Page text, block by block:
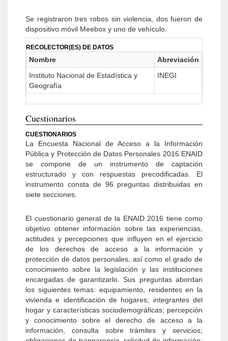
Se registraron tres robos sin violencia, dos fueron de
dispositivo móvil Meebox y uno de vehículo.
RECOLECTOR(ES) DE DATOS
Nombre
Abreviación
Instituto Nacional de Estadística y
Geografía
INEGI
Cuestionarios
CUESTIONARIOS
La Encuesta Nacional de Acceso a la Información
Pública y Protección de Datos Personales 2016 ENAID
se compone de un instrumento de captación
estructurado y con respuestas precodificadas. El
instrumento consta de 96 preguntas distribuidas en
siete secciones.
El cuestionario general de la ENAID 2016 tiene como
objetivo obtener información sobre las experiencias,
actitudes y percepciones que influyen en el ejercicio
de los derechos de acceso a la información y
protección de datos personales, así como el grado de
conocimiento sobre la legislación y las instituciones
encargadas de garantizarlo. Sus preguntas abordan
los siguientes temas: equipamiento, residentes en la
vivienda e identificación de hogares; integrantes del
hogar y características sociodemográficas; percepción
y conocimiento sobre el derecho de acceso a la
información, consulta sobre trámites y servicios;